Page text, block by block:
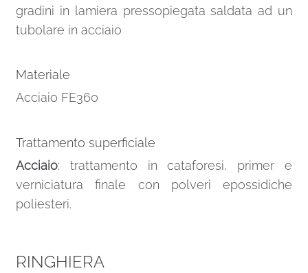
gradini in lamiera pressopiegata saldata ad un
tubolare in acciaio
Materiale
Acciaio FE360
Trattamento superficiale
Acciaio: trattamento in cataforesi, primer e
verniciatura finale con polveri epossidiche
poliesteri.
RINGHIERA